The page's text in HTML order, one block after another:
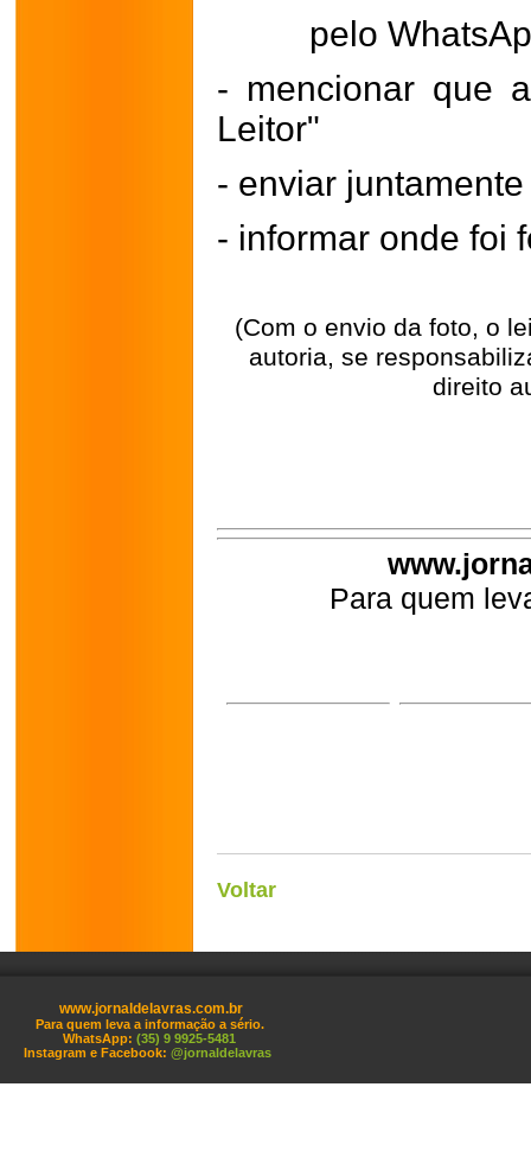
pelo
- mencionar que
Leitor"
- enviar
- informar onde foi
(Com o envio da foto, o
autoria, se
direito
Para quem
Voltar
www.jornaldelavras.com.br
Para quem leva a informação a sério.
WhatsApp: (35) 9 9925-5481
Instagram e Facebook: @jornaldelavras